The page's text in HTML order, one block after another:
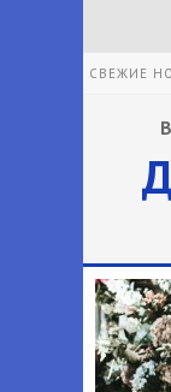
СВЕЖИЕ